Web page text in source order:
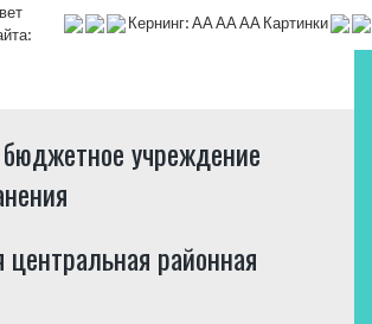
Кернинг: АААААА Картинки
учреждение
центральная районная